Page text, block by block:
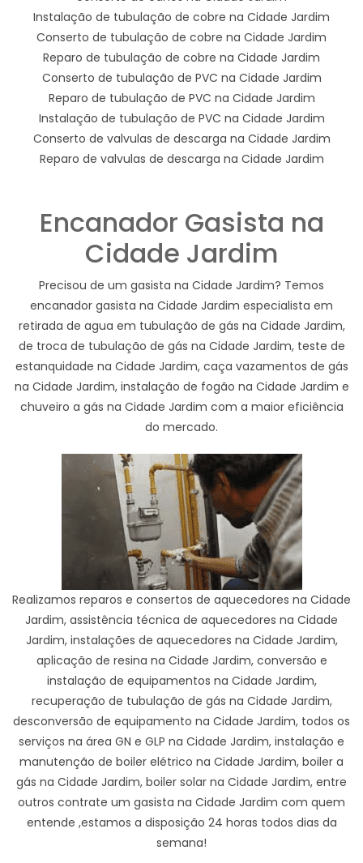
Instalação de tubulação de cobre na Cidade Jardim
Conserto de tubulação de cobre na Cidade Jardim
Reparo de tubulação de cobre na Cidade Jardim
Conserto de tubulação de PVC na Cidade Jardim
Reparo de tubulação de PVC na Cidade Jardim
Instalação de tubulação de PVC na Cidade Jardim
Conserto de valvulas de descarga na Cidade Jardim
Reparo de valvulas de descarga na Cidade Jardim
Encanador Gasista na
Cidade Jardim
Precisou de um gasista na Cidade Jardim? Temos
encanador gasista na Cidade Jardim especialista em
retirada de agua em tubulação de gás na Cidade Jardim,
de troca de tubulação de gás na Cidade Jardim, teste de
estanquidade na Cidade Jardim, caça vazamentos de gás
na Cidade Jardim, instalação de fogão na Cidade Jardim e
chuveiro a gás na Cidade Jardim com a maior eficiência
do mercado.
Realizamos reparos e consertos de aquecedores na Cidade
Jardim, assistência técnica de aquecedores na Cidade
Jardim, instalações de aquecedores na Cidade Jardim,
aplicação de resina na Cidade Jardim, conversão e
instalação de equipamentos na Cidade Jardim,
recuperação de tubulação de gás na Cidade Jardim,
desconversão de equipamento na Cidade Jardim, todos os
serviços na área GN e GLP na Cidade Jardim, instalação e
manutenção de boiler elétrico na Cidade Jardim, boiler a
gás na Cidade Jardim, boiler solar na Cidade Jardim, entre
outros contrate um gasista na Cidade Jardim com quem
entende ,estamos a disposição 24 horas todos dias da
semana!